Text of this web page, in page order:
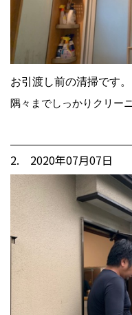
お引渡し前の清掃です。
隅々までしっかりクリー
2. 2020年07月07日